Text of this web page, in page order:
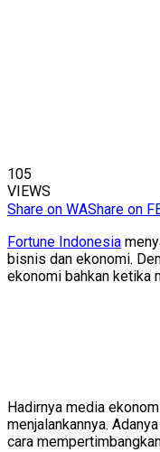
105
VIEWS
Share on WAShare on
Fortune Indonesia
bisnis dan ekonomi.
ekonomi bahkan ketika
Hadirnya media
menjalankannya.
cara